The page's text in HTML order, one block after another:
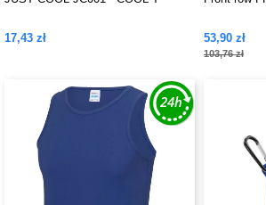
17,43 zł 53,90 zł
103,76 zł